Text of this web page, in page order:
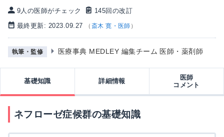
9人の医師がチェック
145回の改訂
最終更新: 2023.09.27
（ 斎木 寛・医師 ）
執筆・監修 医療事典 MEDLEY 編集チーム 医師・薬剤師
基礎知識 詳細情報
医師
コメント
ネフローゼ症候群の基礎知識